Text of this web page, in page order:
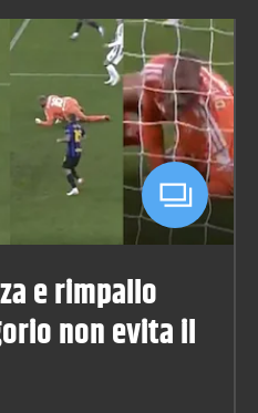
e rimpallo
non evita il